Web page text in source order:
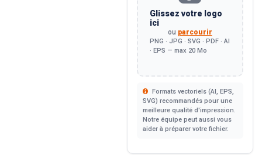
Glissez votre logo
ici
ou parcourir
PNG · JPG · SVG · PDF · AI
· EPS — max 20 Mo
Formats vectoriels (AI, EPS,
SVG) recommandés pour une
meilleure qualité d'impression.
Notre équipe peut aussi vous
aider à préparer votre fichier.